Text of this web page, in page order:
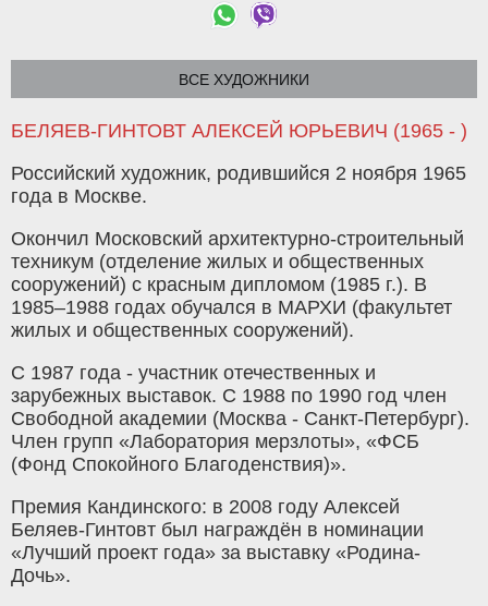
ВСЕ ХУДОЖНИКИ
БЕЛЯЕВ-ГИНТОВТ АЛЕКСЕЙ ЮРЬЕВИЧ (1965 - )
Российский художник, родившийся 2 ноября 1965
года в Москве.
Окончил Московский архитектурно-строительный
техникум (отделение жилых и общественных
сооружений) с красным дипломом (1985 г.). В
1985–1988 годах обучался в МАРХИ (факультет
жилых и общественных сооружений).
С 1987 года - участник отечественных и
зарубежных выставок. С 1988 по 1990 год член
Свободной академии (Москва - Санкт-Петербург).
Член групп «Лаборатория мерзлоты», «ФСБ
(Фонд Спокойного Благоденствия)».
Премия Кандинского: в 2008 году Алексей
Беляев-Гинтовт был награждён в номинации
«Лучший проект года» за выставку «Родина-
Дочь».